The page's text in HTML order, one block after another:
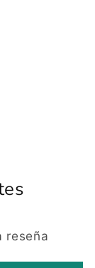
reseña